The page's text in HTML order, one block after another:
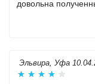
довольна
Эльвира, Уфа